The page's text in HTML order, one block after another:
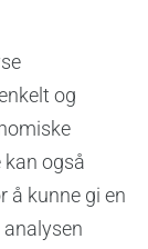
og
kan også
å kunne gi en